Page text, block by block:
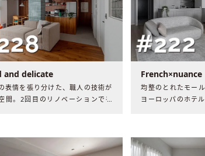
and delicate
表情を張り分けた、職人の技術が
間。2回目のリノベーションで手
French×nuance
均整のとれたモー
ヨーロッパのホテ